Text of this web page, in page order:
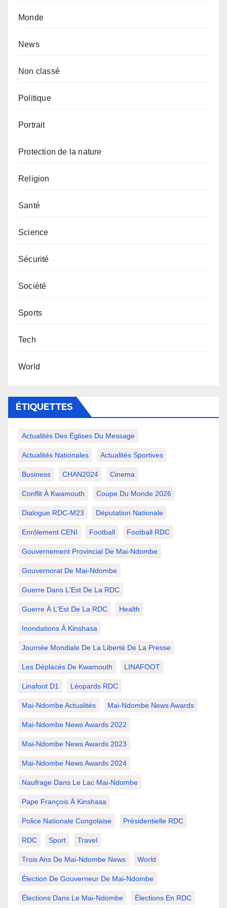
Monde
News
Non classé
Politique
Portrait
Protection de la nature
Religion
Santé
Science
Sécurité
Société
Sports
Tech
World
ÉTIQUETTES
Actualités Des Églises Du Message
Actualités Nationales Actualités Sportives
Business CHAN2024 Cinema
Conflit À Kwamouth Coupe Du Monde 2026
Dialogue RDC-M23 Députation Nationale
Enrôlement CENI Football Football RDC
Gouvernement Provincial De Mai-Ndombe
Gouvernorat De Mai-Ndombe
Guerre Dans L'Est De La RDC
Guerre À L'Est De La RDC Health
Inondations À Kinshasa
Journée Mondiale De La Liberté De La Presse
Les Déplacés De Kwamouth LINAFOOT
Linafoot D1 Léopards RDC
Mai-Ndombe Actualités Mai-Ndombe News Awards
Mai-Ndombe News Awards 2022
Mai-Ndombe News Awards 2023
Mai-Ndombe News Awards 2024
Naufrage Dans Le Lac Mai-Ndombe
Pape François À Kinshasa
Police Nationale Congolaise Présidentielle RDC
RDC Sport Travel
Trois Ans De Mai-Ndombe News World
Élection De Gouverneur De Mai-Ndombe
Élections Dans Le Mai-Ndombe Élections En RDC